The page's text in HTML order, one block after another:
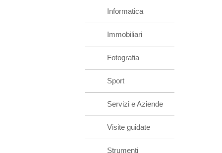
Informatica
Immobiliari
Fotografia
Sport
Servizi e Aziende
Visite guidate
Strumenti